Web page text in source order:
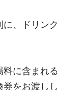
に、ドリン
料に含まれ
券をお渡し